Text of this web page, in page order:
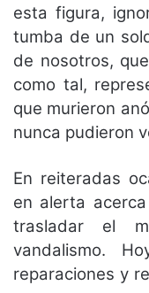
esta figura,
tumba de un
de nosotros,
como tal,
que murieron
nunca pudieron
En reiteradas
en alerta
trasladar el
vandalismo.
reparaciones y